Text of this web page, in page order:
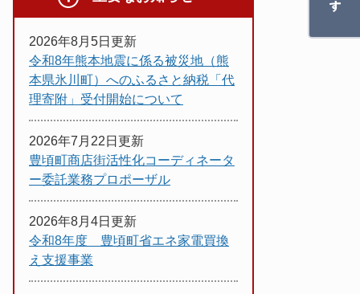
2026年8月5日更新
令和8年熊本地震に係る被災地（熊
本県氷川町）へのふるさと納税「代
理寄附」受付開始について
2026年7月22日更新
豊頃町商店街活性化コーディネータ
ー委託業務プロポーザル
2026年8月4日更新
令和8年度 豊頃町省エネ家電買換
え支援事業